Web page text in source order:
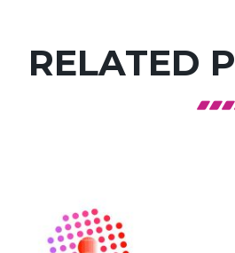
RELATED